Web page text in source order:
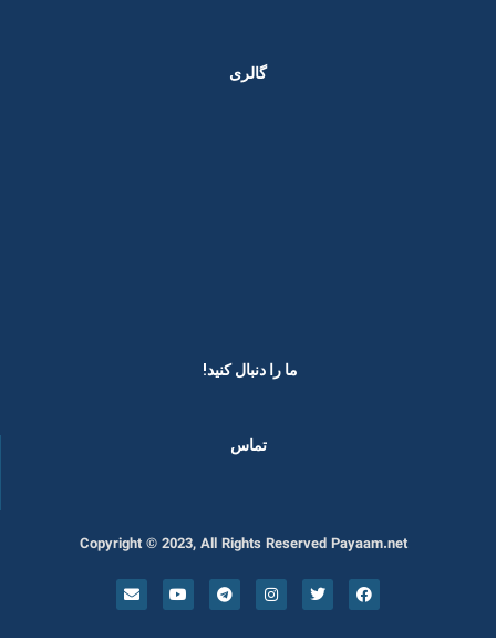
گالری
ما را دنبال کنید! ​
تماس
Copyright © 2023, All Rights Reserved Payaam.net